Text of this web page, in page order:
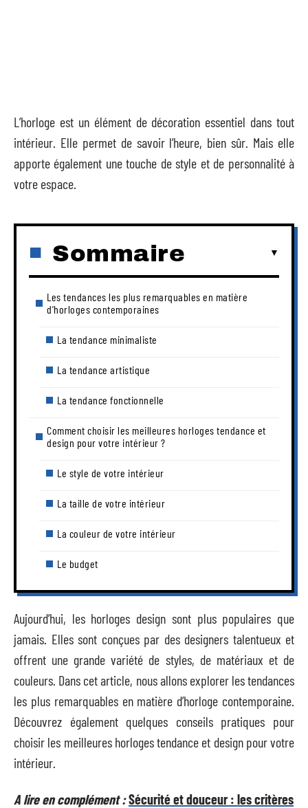
L’horloge est un élément de décoration essentiel dans tout
intérieur. Elle permet de savoir l’heure, bien sûr. Mais elle
apporte également une touche de style et de personnalité à
votre espace.
Sommaire
Les tendances les plus remarquables en matière
d’horloges contemporaines
La tendance minimaliste
La tendance artistique
La tendance fonctionnelle
Comment choisir les meilleures horloges tendance et
design pour votre intérieur ?
Le style de votre intérieur
La taille de votre intérieur
La couleur de votre intérieur
Le budget
Aujourd’hui, les horloges design sont plus populaires que
jamais. Elles sont conçues par des designers talentueux et
offrent une grande variété de styles, de matériaux et de
couleurs. Dans cet article, nous allons explorer les tendances
les plus remarquables en matière d’horloge contemporaine.
Découvrez également quelques conseils pratiques pour
choisir les meilleures horloges tendance et design pour votre
intérieur.
A lire en complément :Sécurité et douceur : les critères